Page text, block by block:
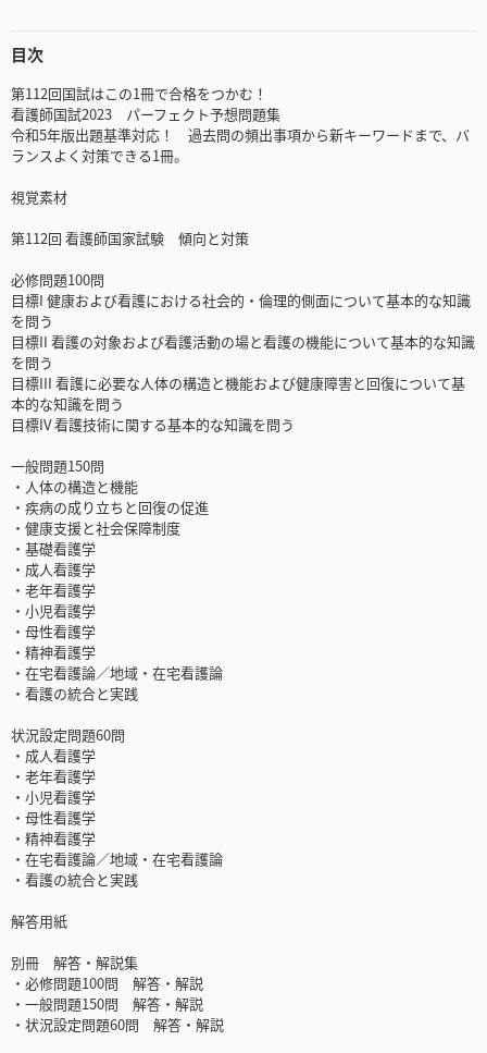
目次
第112回国試はこの1冊で合格をつかむ！
看護師国試2023 パーフェクト予想問題集
令和5年版出題基準対応！ 過去問の頻出事項から新キーワードまで、バ
ランスよく対策できる1冊。
視覚素材
第112回 看護師国家試験 傾向と対策
必修問題100問
目標I 健康および看護における社会的・倫理的側面について基本的な知識
を問う
目標II 看護の対象および看護活動の場と看護の機能について基本的な知識
を問う
目標III 看護に必要な人体の構造と機能および健康障害と回復について基
本的な知識を問う
目標IV 看護技術に関する基本的な知識を問う
一般問題150問
・人体の構造と機能
・疾病の成り立ちと回復の促進
・健康支援と社会保障制度
・基礎看護学
・成人看護学
・老年看護学
・小児看護学
・母性看護学
・精神看護学
・在宅看護論／地域・在宅看護論
・看護の統合と実践
状況設定問題60問
・成人看護学
・老年看護学
・小児看護学
・母性看護学
・精神看護学
・在宅看護論／地域・在宅看護論
・看護の統合と実践
解答用紙
別冊 解答・解説集
・必修問題100問 解答・解説
・一般問題150問 解答・解説
・状況設定問題60問 解答・解説